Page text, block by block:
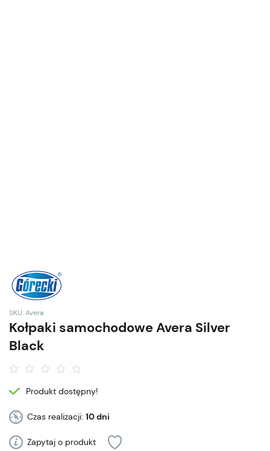
SKU: Avera
Kołpaki samochodowe Avera Silver
Black
Produkt dostępny!
Czas realizacji: 10 dni
Zapytaj o produkt